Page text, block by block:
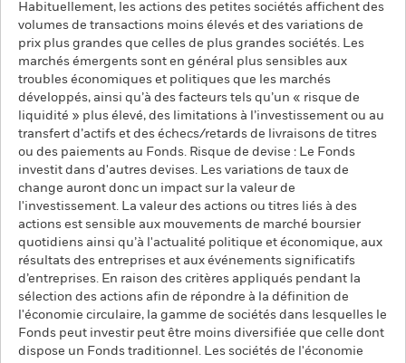
Habituellement, les actions des petites sociétés affichent des
volumes de transactions moins élevés et des variations de
prix plus grandes que celles de plus grandes sociétés. Les
marchés émergents sont en général plus sensibles aux
troubles économiques et politiques que les marchés
développés, ainsi qu’à des facteurs tels qu’un « risque de
liquidité » plus élevé, des limitations à l’investissement ou au
transfert d’actifs et des échecs/retards de livraisons de titres
ou des paiements au Fonds. Risque de devise : Le Fonds
investit dans d'autres devises. Les variations de taux de
change auront donc un impact sur la valeur de
l'investissement. La valeur des actions ou titres liés à des
actions est sensible aux mouvements de marché boursier
quotidiens ainsi qu’à l'actualité politique et économique, aux
résultats des entreprises et aux événements significatifs
d’entreprises. En raison des critères appliqués pendant la
sélection des actions afin de répondre à la définition de
l'économie circulaire, la gamme de sociétés dans lesquelles le
Fonds peut investir peut être moins diversifiée que celle dont
dispose un Fonds traditionnel. Les sociétés de l'économie